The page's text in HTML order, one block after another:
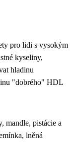
pro lidi s vysokým
kyseliny,
hladinu
"dobrého" HDL
mandle, pistácie a
lněná